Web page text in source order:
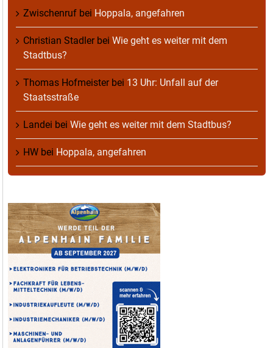
Zwischenruf bei Hoppala, angefahren
Christian Stadlerbei Wie geht es weiter mit dem
Stadtbus?
Thomas Hofmeisterbei 13 Uhr: Unfall auf der
Staatsstraße
Landei bei Wie geht es weiter mit dem Stadtbus?
HW bei Hoppala, angefahren